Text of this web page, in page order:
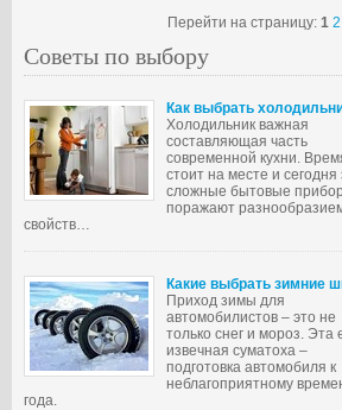
Перейти на страницу: 1 2
Советы по выбору
Как выбрать
Холодильник важная
составляющая часть
современной кухни.
стоит на месте и сегодня
сложные бытовые
поражают
свойств…
Какие выбрать зимние
Приход зимы для
автомобилистов – это не
только снег и мороз. Эта
извечная суматоха –
подготовка автомобиля к
неблагоприятному
года.